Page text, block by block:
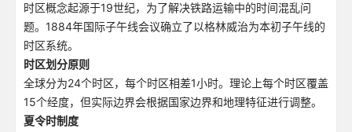
时区概念起源于19世纪，为了解决铁路运输中的时间混乱问
题。1884年国际子午线会议确立了以格林威治为本初子午线的
时区系统。
时区划分原则
全球分为24个时区，每个时区相差1小时。理论上每个时区覆盖
15个经度，但实际边界会根据国家边界和地理特征进行调整。
夏令时制度